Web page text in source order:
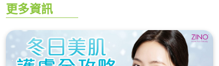
更多資訊